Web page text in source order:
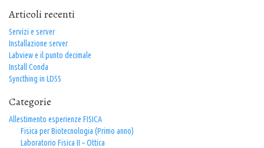
Articoli recenti
Servizi e server
Installazione server
Labview e il punto decimale
Install Conda
Syncthing in LDSS
Categorie
Allestimento esperienze FISICA
Fisica per Biotecnologia (Primo anno)
Laboratorio Fisica II – Ottica